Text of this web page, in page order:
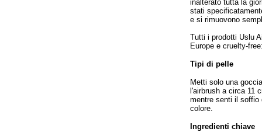
inalterato tutta la
stati
e si rimuovono
Tutti i prodotti Uslu
Europe e cruelty-
Tipi di pelle
Metti solo una
l'airbrush a circa 11
mentre senti il soffio
colore.
Ingredienti chiave